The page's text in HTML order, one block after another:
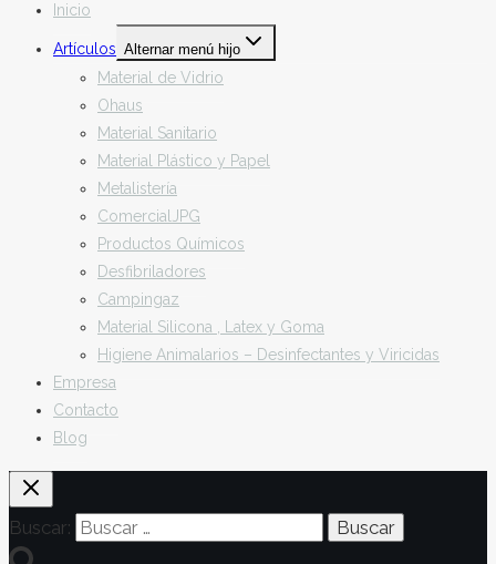
Inicio
Artículos Alternar menú hijo
Material de Vidrio
Ohaus
Material Sanitario
Material Plástico y Papel
Metalistería
ComercialJPG
Productos Químicos
Desfibriladores
Campingaz
Material Silicona , Latex y Goma
Higiene Animalarios – Desinfectantes y Viricidas
Empresa
Contacto
Blog
Buscar: